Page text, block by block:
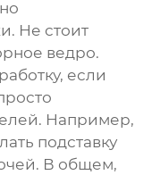
Не стоит
ведро.
если
Например,
подставку
В общем,